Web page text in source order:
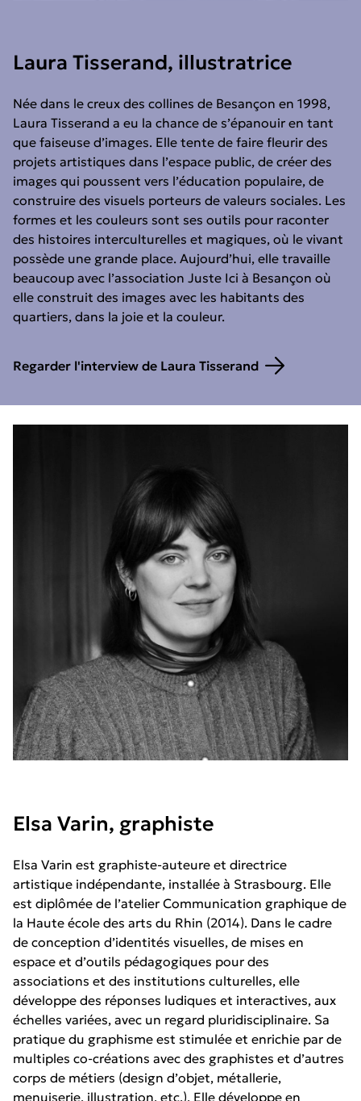
Laura Tisserand, illustratrice
Née dans le creux des collines de Besançon en 1998,
Laura Tisserand a eu la chance de s’épanouir en tant
que faiseuse d’images. Elle tente de faire fleurir des
projets artistiques dans l’espace public, de créer des
images qui poussent vers l’éducation populaire, de
construire des visuels porteurs de valeurs sociales. Les
formes et les couleurs sont ses outils pour raconter
des histoires interculturelles et magiques, où le vivant
possède une grande place. Aujourd’hui, elle travaille
beaucoup avec l’association Juste Ici à Besançon où
elle construit des images avec les habitants des
quartiers, dans la joie et la couleur.
Regarder l'interview de Laura Tisserand
Elsa Varin, graphiste
Elsa Varin est graphiste-auteure et directrice
artistique indépendante, installée à Strasbourg. Elle
est diplômée de l’atelier Communication graphique de
la Haute école des arts du Rhin (2014). Dans le cadre
de conception d’identités visuelles, de mises en
espace et d’outils pédagogiques pour des
associations et des institutions culturelles, elle
développe des réponses ludiques et interactives, aux
échelles variées, avec un regard pluridisciplinaire. Sa
pratique du graphisme est stimulée et enrichie par de
multiples co-créations avec des graphistes et d’autres
corps de métiers (design d’objet, métallerie,
menuiserie, illustration, etc.). Elle développe en